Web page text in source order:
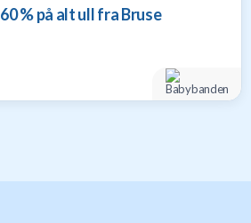
60 % på alt ull fra Bruse